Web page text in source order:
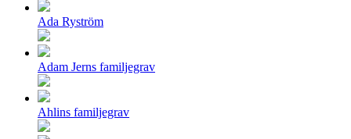
Ada Ryström
Adam Jerns familjegrav
Ahlins familjegrav